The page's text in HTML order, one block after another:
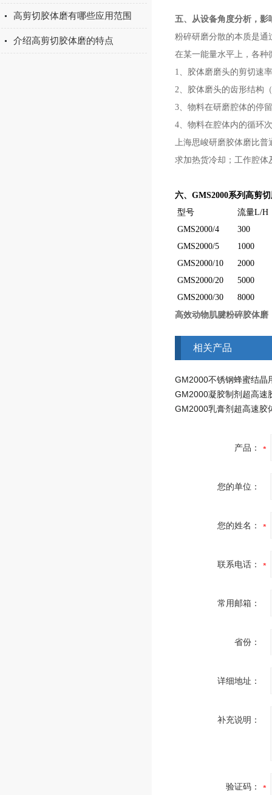
高剪切胶体磨有哪些应用范围
介绍高剪切胶体磨的特点
五、从设备角度分析，影
粉碎研磨分散的本质是通
在某一能量水平上，各种
1、 胶体磨磨头的剪切速
2、 胶体磨头的齿形结构
3、 物料在研磨腔体的停
4、 物料在腔体内的循环
上海思峻研磨胶体磨比普
求加热货冷却；工作腔体
六、GMS2000系列高剪
型号
流量L/H
GMS2000/4
300
GMS2000/5
1000
GMS2000/10
2000
GMS2000/20
5000
GMS2000/30
8000
高效动物肌腱粉碎胶体磨
相关产品
GM2000凝胶制剂超高速
GM2000乳膏剂超高速胶
产品：
您的单位：
您的姓名：
联系电话：
常用邮箱：
省份：
详细地址：
补充说明：
验证码：